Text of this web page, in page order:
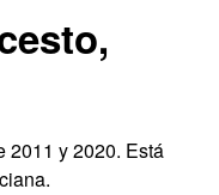
2011 y 2020. Está